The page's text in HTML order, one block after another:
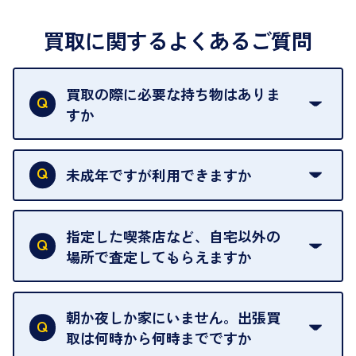
買取に関するよくあるご質問
買取の際に必要な持ち物はありま
すか
本人確認書類をご用意ください。ご利用になれる書
類はこちらをご確認ください。
未成年ですが利用できますか
18歳未満の方は、保護者の同意があってもご利用い
ただけません。
指定した喫茶店など、自宅以外の
場所で査定してもらえますか
ご自宅以外での査定はお引き受けできません。ご指
定のお店や、ほかのお客様への迷惑となることが考
えられるためです。
朝か夜しか家にいません。出張買
取は何時から何時までですか